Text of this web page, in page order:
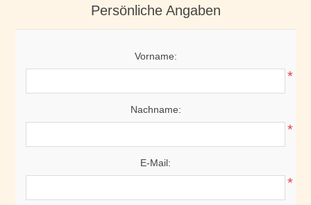
Persönliche Angaben
Vorname:
*
Nachname:
*
E-Mail:
*